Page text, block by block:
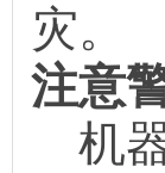
灾。
注意
机